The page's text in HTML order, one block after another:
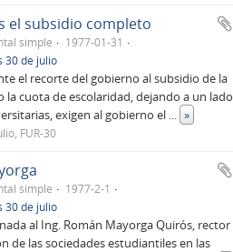
el subsidio completo
simple
1977-01-31
30 de julio
el recorte del gobierno al subsidio de la
la cuota de escolaridad, dejando a un lado
exigen al gobierno el ... »
FUR-30
simple
1977-2-1
30 de julio
al Ing. Román Mayorga Quirós, rector
de las sociedades estudiantiles en las